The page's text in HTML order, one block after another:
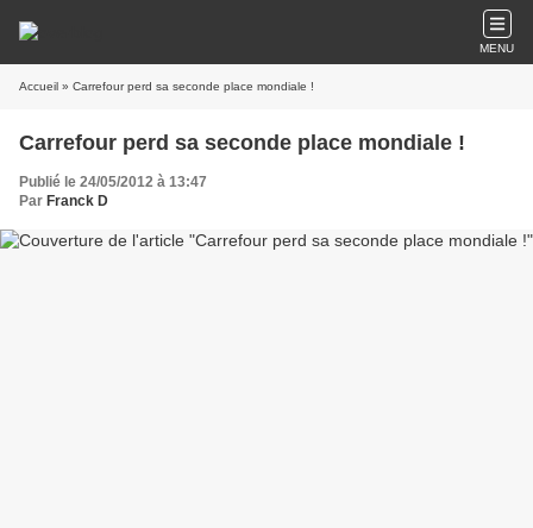
MENU
Accueil » Carrefour perd sa seconde place mondiale !
Carrefour perd sa seconde place mondiale !
Publié le 24/05/2012 à 13:47
Par Franck D